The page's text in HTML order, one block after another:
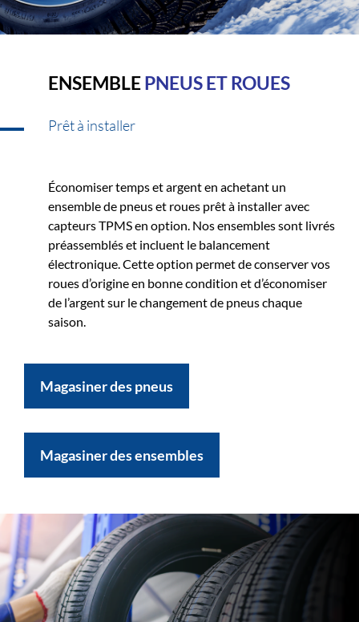
ENSEMBLEPNEUS ET ROUES
Prêt à installer
Économiser temps et argent en achetant un
ensemble de pneus et roues prêt à installer avec
capteurs TPMS en option. Nos ensembles sont livrés
préassemblés et incluent le balancement
électronique. Cette option permet de conserver vos
roues d’origine en bonne condition et d’économiser
de l’argent sur le changement de pneus chaque
saison.
Magasiner des pneus
Magasiner des ensembles